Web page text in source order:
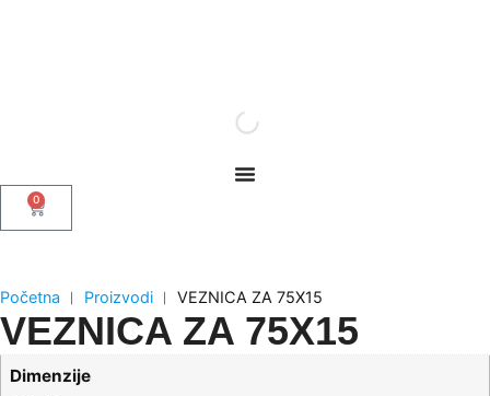
0
Početna ︱ Proizvodi ︱ VEZNICA ZA 75X15
VEZNICA ZA 75X15
Dimenzije